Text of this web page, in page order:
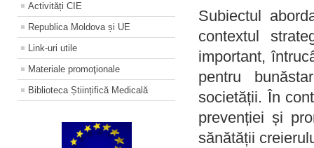
Activități CIE
Republica Moldova și UE
Link-uri utile
Materiale promoţionale
Biblioteca Științifică Medicală
Subiectul
contextul
important,
pentru
societății. În
prevenției și
sănătății